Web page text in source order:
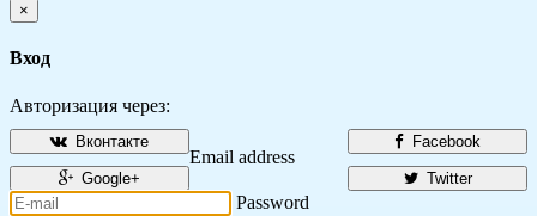
×
Вход
Авторизация через:
Facebook
Вконтакте
Twitter
Google+
Email address
Password